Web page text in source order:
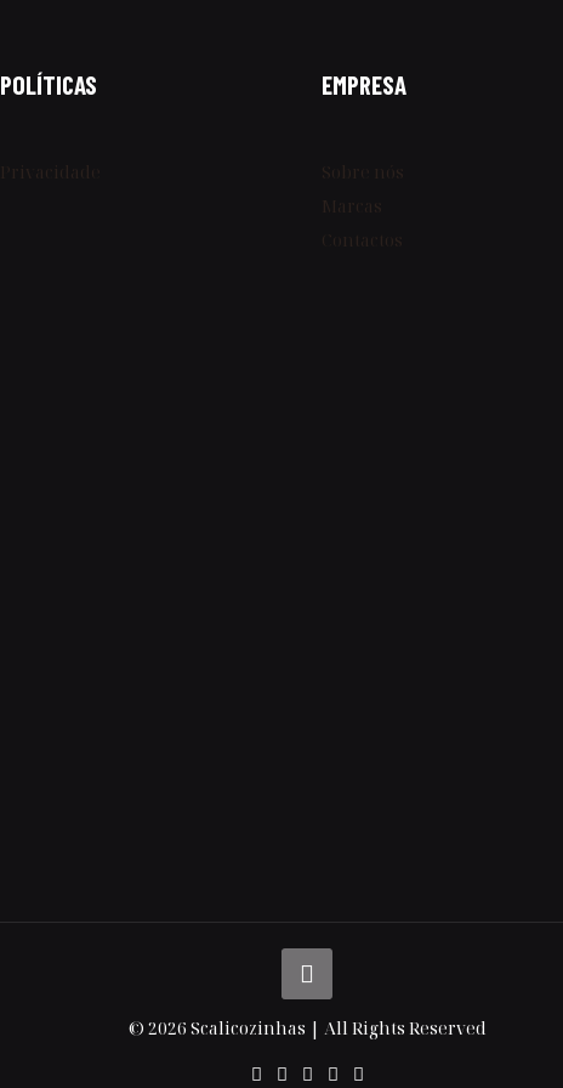
POLÍTICAS
Privacidade
EMPRESA
Sobre nós
Marcas
Contactos
© 2026 Scalicozinhas | All Rights Reserved